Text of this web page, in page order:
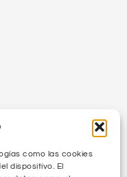
como las cookies
dispositivo. El